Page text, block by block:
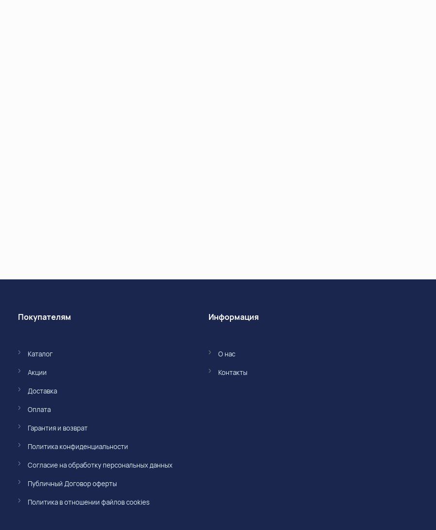
Покупателям
Каталог
Акции
Доставка
Оплата
Гарантия и возврат
Политика конфиденциальности
Согласие на обработку персональных данных
Публичный Договор оферты
Политика в отношении файлов cookies
Информация
О нас
Контакты